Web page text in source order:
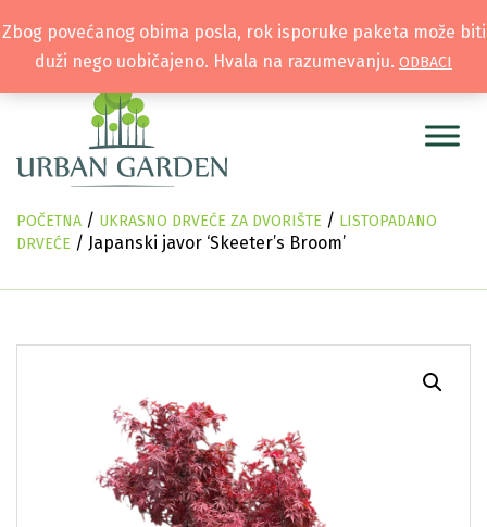
POČETNA / UKRASNO DRVEĆE ZA DVORIŠTE / LISTOPADANO
DRVEĆE / Japanski javor ‘Skeeter’s Broom’
Zbog povećanog obima posla, rok isporuke paketa može biti
duži nego uobičajeno. Hvala na razumevanju. ODBACI